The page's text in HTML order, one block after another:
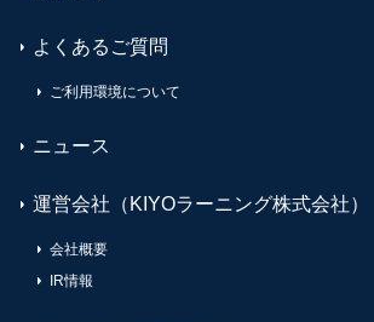
よくあるご質問
ご利用環境について
ニュース
運営会社（KIYOラーニング株式会社）
会社概要
IR情報